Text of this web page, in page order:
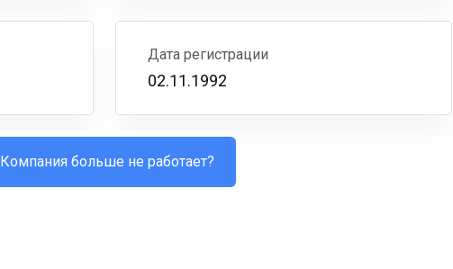
Дата регистрации
02.11.1992
Компания больше не работает?